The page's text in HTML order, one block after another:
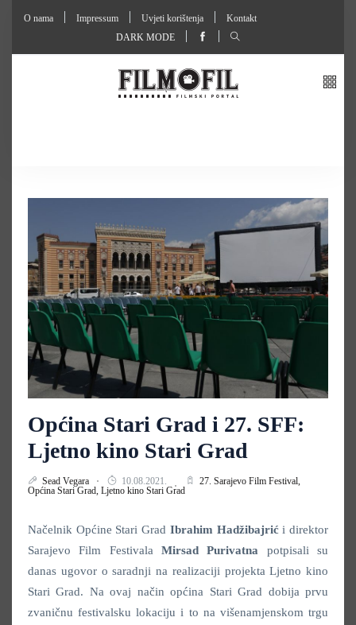
O nama Impressum Uvjeti korištenja
Kontakt
DARK MODE
Općina Stari Grad i 27. SFF:
Ljetno kino Stari Grad
Sead Vegara 10.08.2021.
27. Sarajevo Film Festival,
Općina Stari Grad, Ljetno kino Stari Grad
Načelnik Općine Stari Grad Ibrahim Hadžibajrić i direktor
Sarajevo Film Festivala Mirsad Purivatna potpisali su
danas ugovor o saradnji na realizaciji projekta Ljetno kino
Stari Grad. Na ovaj način općina Stari Grad dobija prvu
zvaničnu festivalsku lokaciju i to na višenamjenskom trgu